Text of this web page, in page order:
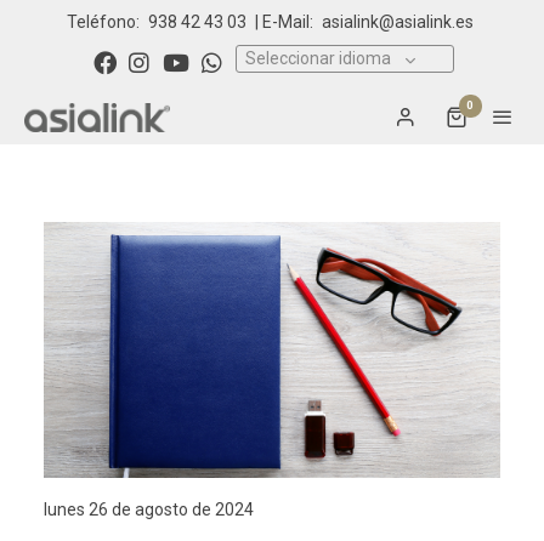
Teléfono: 938 42 43 03 | E-Mail: asialink@asialink.es
Seleccionar idioma
0
lunes 26 de agosto de 2024